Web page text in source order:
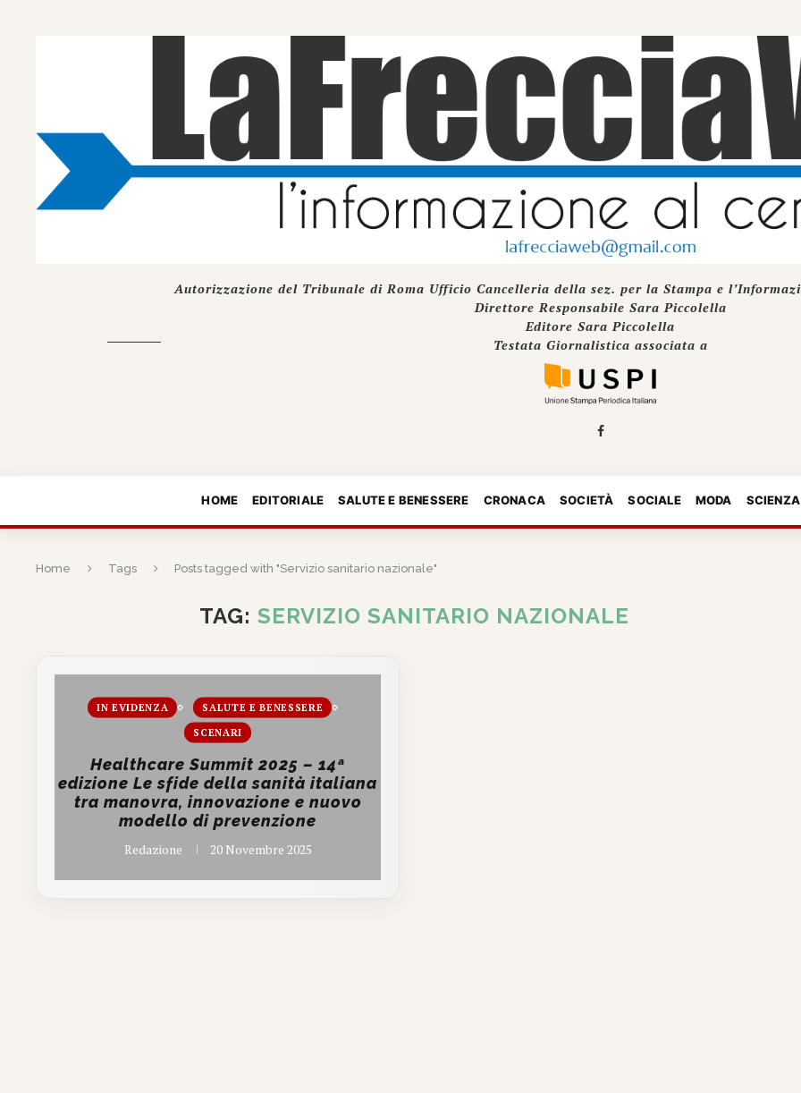
Autorizzazione del Tribunale di Roma Ufficio Cancelleria della sez. per la Stampa e
Direttore Responsabile Sara Piccolella
Editore Sara Piccolella
Testata Giornalistica associata a
HOME EDITORIALE SALUTE E BENESSERE CRONACA SOCIETÀ SOCIALE MODA SCIENZA
Home Tags Posts tagged with "Servizio sanitario nazionale"
TAG: SERVIZIO SANITARIO NAZIONALE
IN EVIDENZA
SALUTE E BENESSERE
SCENARI
Healthcare Summit 2025 – 14ª
edizione Le sfide della sanità italiana
tra manovra, innovazione e nuovo
modello di prevenzione
Redazione 20 Novembre 2025